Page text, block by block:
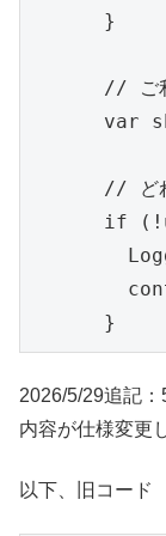
      }
// ご
var
// ど
if
      }
2026/5/29追記
内容が仕様変更
以下、旧コード